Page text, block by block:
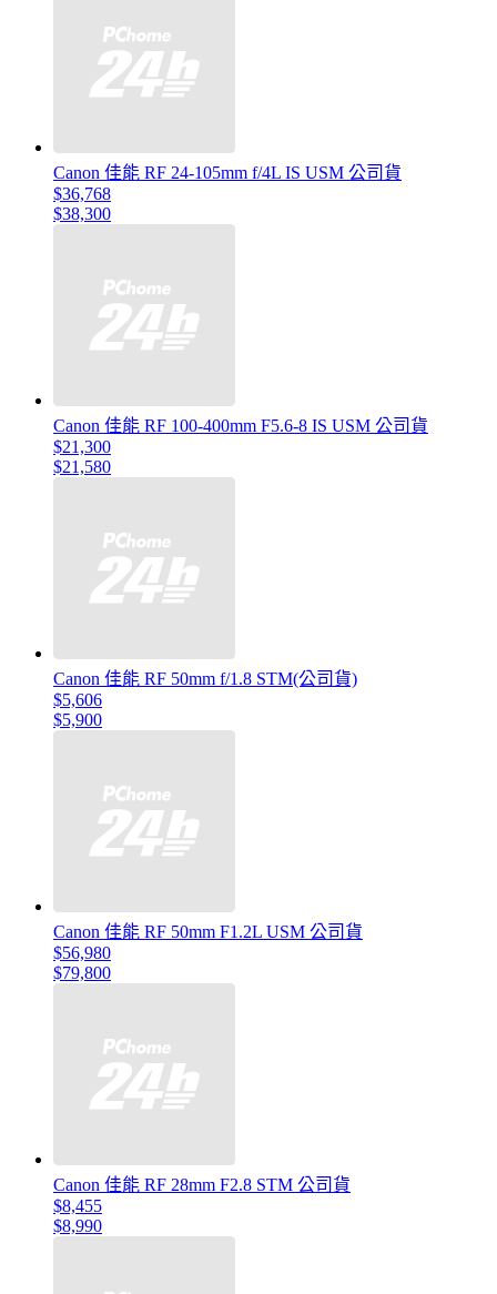
Canon 佳能 RF 24-105mm f/4L IS USM 公司貨
$36,768
$38,300
Canon 佳能 RF 100-400mm F5.6-8 IS USM 公司貨
$21,300
$21,580
Canon 佳能 RF 50mm f/1.8 STM(公司貨)
$5,606
$5,900
Canon 佳能 RF 50mm F1.2L USM 公司貨
$56,980
$79,800
Canon 佳能 RF 28mm F2.8 STM 公司貨
$8,455
$8,990